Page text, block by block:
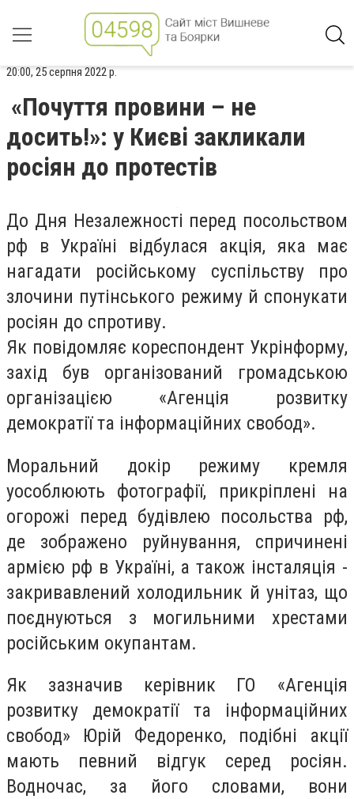
20:00, 25 серпня 2022 р.
«Почуття провини – не
досить!»: у Києві закликали
росіян до протестів
До Дня Незалежності перед посольством
рф в Україні відбулася акція, яка має
нагадати російському суспільству про
злочини путінського режиму й спонукати
росіян до спротиву.
Як повідомляє кореспондент Укрінформу,
захід був організований громадською
організацією «Агенція розвитку
демократії та інформаційних свобод».
Моральний докір режиму кремля
уособлюють фотографії, прикріплені на
огорожі перед будівлею посольства рф,
де зображено руйнування, спричинені
армією рф в Україні, а також інсталяція -
закривавлений холодильник й унітаз, що
поєднуються з могильними хрестами
російським окупантам.
Як зазначив керівник ГО «Агенція
розвитку демократії та інформаційних
свобод» Юрій Федоренко, подібні акції
мають певний відгук серед росіян.
Водночас, за його словами, вони